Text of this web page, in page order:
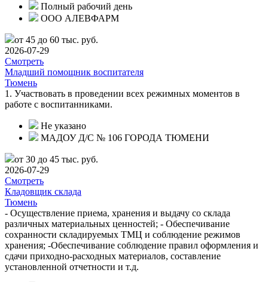
Полный рабочий день
ООО АЛЕВФАРМ
от 45 до 60 тыс. руб.
2026-07-29
Смотреть
Младший помощник воспитателя
Тюмень
1. Участвовать в проведении всех режимных моментов в
работе с воспитанниками.
Не указано
МАДОУ Д/С № 106 ГОРОДА ТЮМЕНИ
от 30 до 45 тыс. руб.
2026-07-29
Смотреть
Кладовщик склада
Тюмень
- Осуществление приема, хранения и выдачу со склада
различных материальных ценностей; - Обеспечивание
сохранности складируемых ТМЦ и соблюдение режимов
хранения; -Обеспечивание соблюдение правил оформления и
сдачи приходно-расходных материалов, составление
установленной отчетности и т.д.